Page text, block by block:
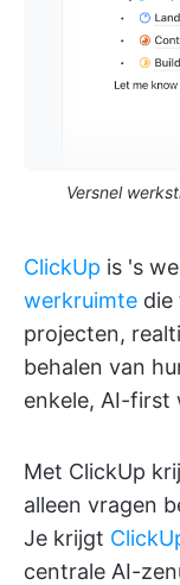
Versnel
ClickUp is 's
werkruimte die
projecten,
behalen van
enkele, AI-first
Met ClickUp
alleen vragen
Je krijgt
centrale AI-